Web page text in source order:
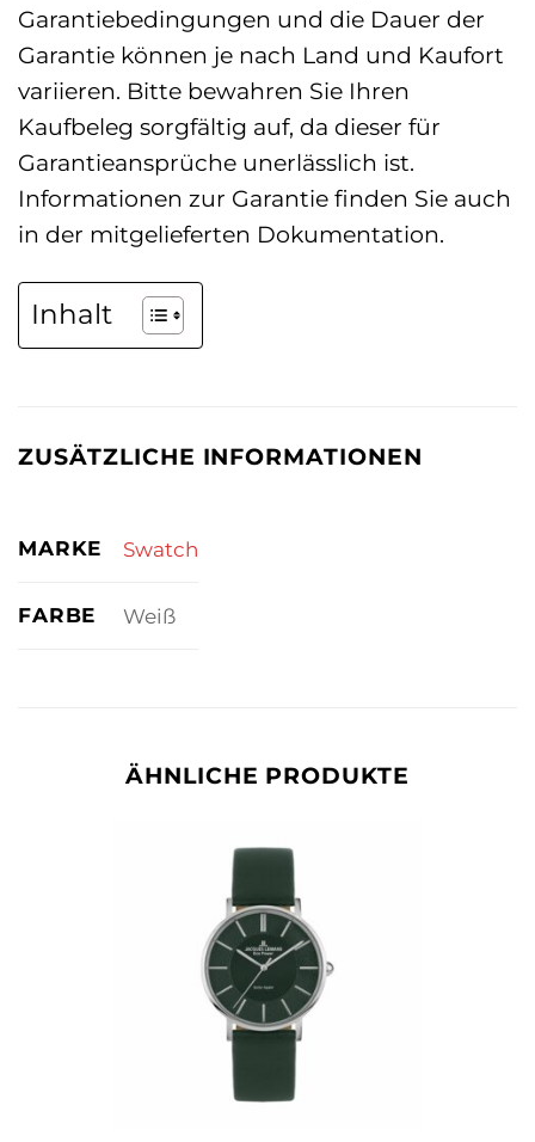
Garantiebedingungen und die Dauer der
Garantie können je nach Land und Kaufort
variieren. Bitte bewahren Sie Ihren
Kaufbeleg sorgfältig auf, da dieser für
Garantieansprüche unerlässlich ist.
Informationen zur Garantie finden Sie auch
in der mitgelieferten Dokumentation.
Inhalt
ZUSÄTZLICHE INFORMATIONEN
MARKE Swatch
FARBE Weiß
ÄHNLICHE PRODUKTE